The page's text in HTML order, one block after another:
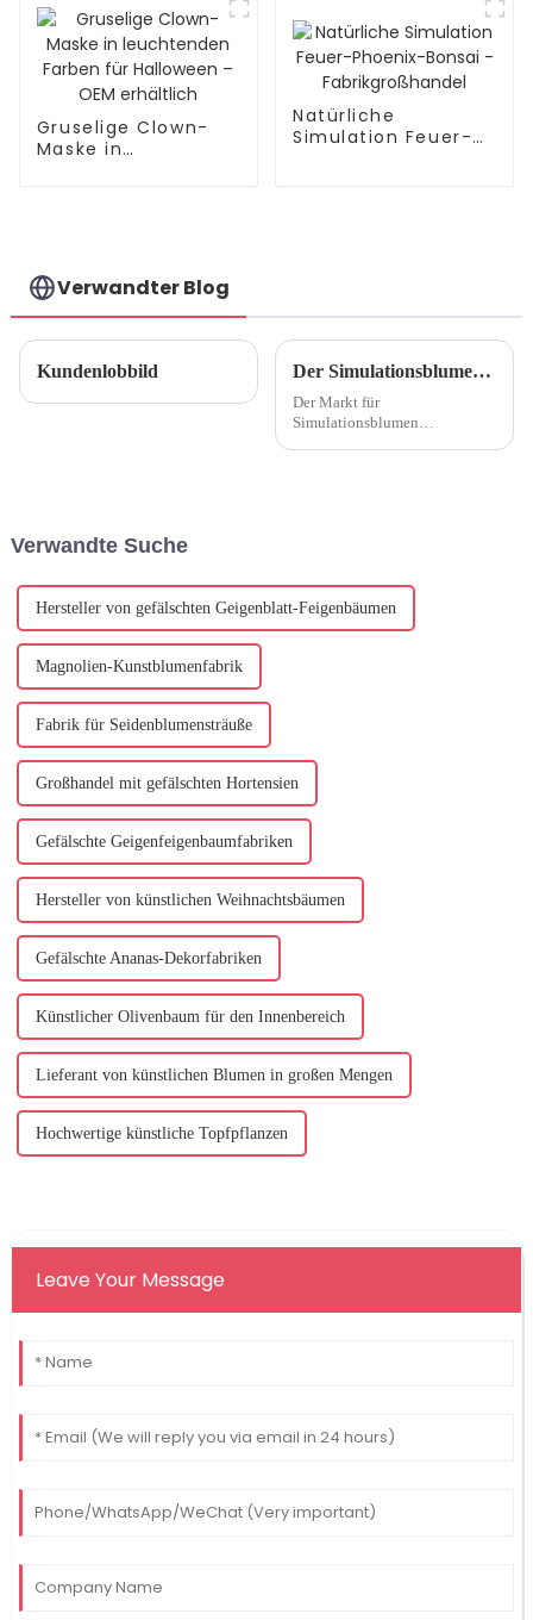
Wasserdicht und
umweltfreundlich
Gruselige Clown-
Maske in
Natürliche
Simulation Feuer-
Verwandter Blog
Kundenlobbild Der Simulationsblumenmarkt wächst weiter, Green-Living-Konzept soll die Entwicklung der Branche fördern
Der Markt für
Simulationsblumen
Verwandte Suche
Hersteller von gefälschten Geigenblatt-Feigenbäumen
Magnolien-Kunstblumenfabrik
Fabrik für Seidenblumensträuße
Großhandel mit gefälschten Hortensien
Gefälschte Geigenfeigenbaumfabriken
Hersteller von künstlichen Weihnachtsbäumen
Gefälschte Ananas-Dekorfabriken
Künstlicher Olivenbaum für den Innenbereich
Lieferant von künstlichen Blumen in großen Mengen
Hochwertige künstliche Topfpflanzen
Leave Your Message